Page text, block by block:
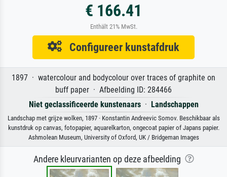
€ 166.41
Enthält 21% MwSt.
Configureer kunstafdruk
1897 · watercolour and bodycolour over traces of graphite on
buff paper · Afbeelding ID: 284466
Niet geclassificeerde kunstenaars· Landschappen
Landschap met grijze wolken, 1897 · Konstantin Andreevic Somov. Beschikbaar als
kunstdruk op canvas, fotopapier, aquarelkarton, ongecoat papier of Japans papier.
Ashmolean Museum, University of Oxford, UK / Bridgeman Images
Andere kleurvarianten op deze afbeelding